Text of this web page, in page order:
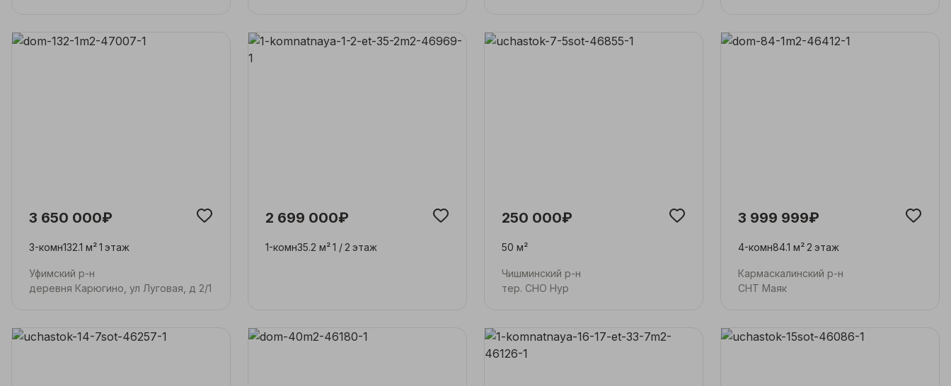
3 650 000₽
3-комн132.1 м²1 этаж
Уфимский р-н
деревня Карюгино, ул Луговая, д 2/1
2 699 000₽
1-комн35.2 м²1 / 2 этаж
250 000₽
50 м²
Чишминский р-н
тер. СНО Нур
3 999 999₽
4-комн84.1 м² 2 этаж
Кармаскалинский р-н
СНТ Маяк